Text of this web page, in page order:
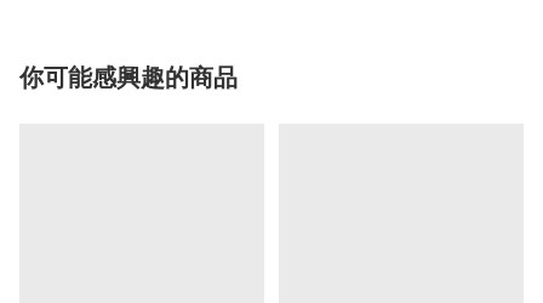
你可能感興趣的商品